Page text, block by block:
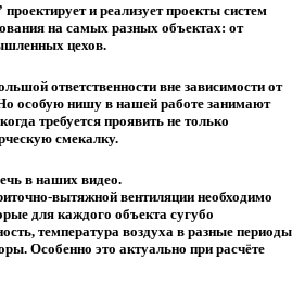
и реализует проекты систем
на самых разных объектах: от
цехов.
ответственности вне зависимости от
особую нишу в нашей работе занимают
требуется проявить не только
смекалку.
в наших видео.
вытяжной вентиляции необходимо
для каждого объекта сугубо
температура воздуха в разные периоды
Особенно это актуально при расчёте